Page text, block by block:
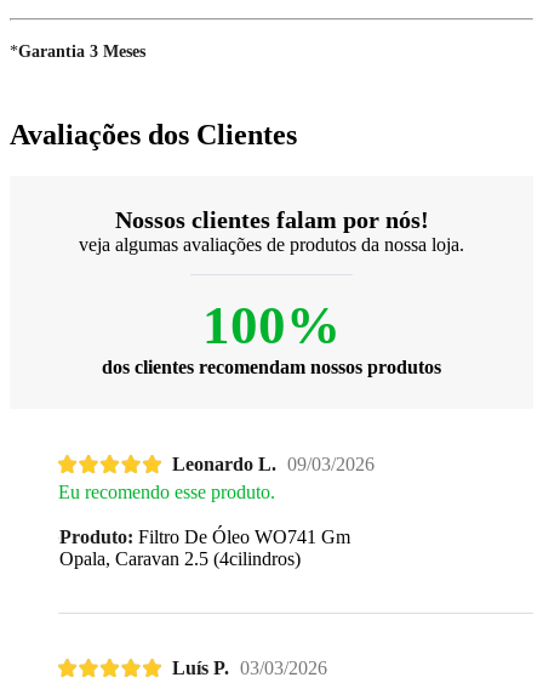
*Garantia 3 Meses
Avaliações dos Clientes
Nossos clientes falam por nós!
veja algumas avaliações de produtos da nossa loja.
100%
dos clientes recomendam nossos produtos
Leonardo L. 09/03/2026
Eu recomendo esse produto.
Produto: Filtro De Óleo WO741 Gm
Opala, Caravan 2.5 (4cilindros)
Luís P. 03/03/2026